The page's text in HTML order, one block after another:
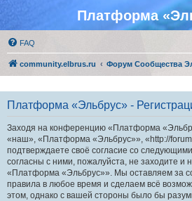
Платформа
FAQ
community.elbrus.ru Форум Сообщества
Платформа «Эльбрус» -
Заходя на конференцию «Платформа
«наш», «Платформа «Эльбрус»», «http://
подтверждаете своё согласие со
согласны с ними, пожалуйста, не заходите и
«Платформа «Эльбрус»». Мы оставляем за
правила в любое время и сделаем всё
этом, однако с вашей стороны было бы